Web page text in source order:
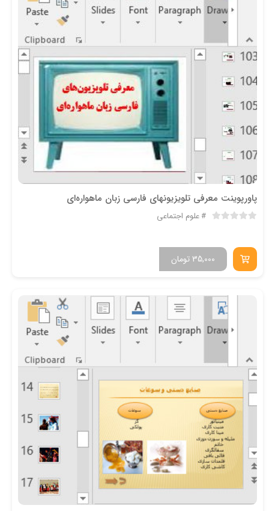
پاورپوینت معرفی تلویزیونهای فارسی زبان ماهواره‌ای
علوم اجتماعی
تومان35,000